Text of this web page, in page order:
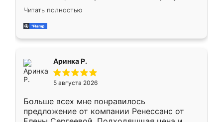
Замерщик приехал в субботу, подошёл к
делу со всей ответственностью. Собрали
за день, ребята работали аккуратно, даже
Читать полностью
Аринка Р.
5 августа 2026
Больше всех мне понравилось
предложение от компании Ренессанс от